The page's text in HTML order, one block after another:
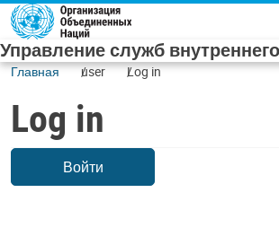
Skip to main content
Управление служб
Главная user Log in
Log in
Войти